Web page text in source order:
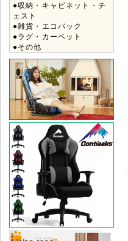
●収納・キャビネット・チ
ェスト
●雑貨・エコバック
●ラグ・カーペット
●その他